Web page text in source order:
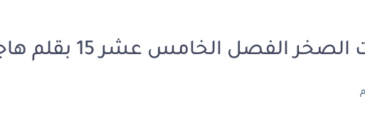
الفصل الخامس عشر 15 بقلم هاجر سلامه